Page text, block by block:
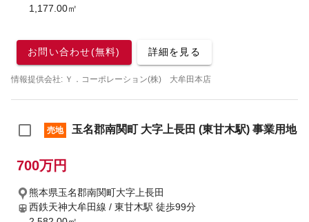
1,177.00㎡
お問い合わせ(無料) 詳細を見る
情報提供会社: Ｙ．コーポレーション(株) 大牟田本店
売地 玉名郡南関町 大字上長田 (東甘木駅) 事業用地
700万円
熊本県玉名郡南関町大字上長田
西鉄天神大牟田線 / 東甘木駅 徒歩99分